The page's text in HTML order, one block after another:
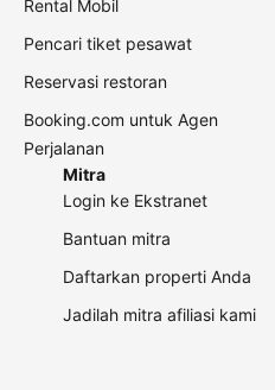
Rental Mobil
Pencari tiket pesawat
Reservasi restoran
Booking.com untuk Agen
Perjalanan
Mitra
Login ke Ekstranet
Bantuan mitra
Daftarkan properti Anda
Jadilah mitra afiliasi kami